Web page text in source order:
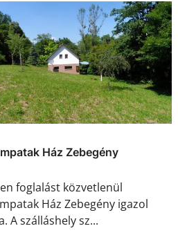
Ház Zebegény
foglalást közvetlenül
Ház Zebegény igazol
A szálláshely sz...